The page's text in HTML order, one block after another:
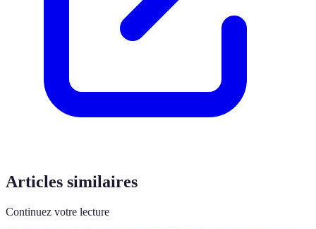
Articles similaires
Continuez votre lecture